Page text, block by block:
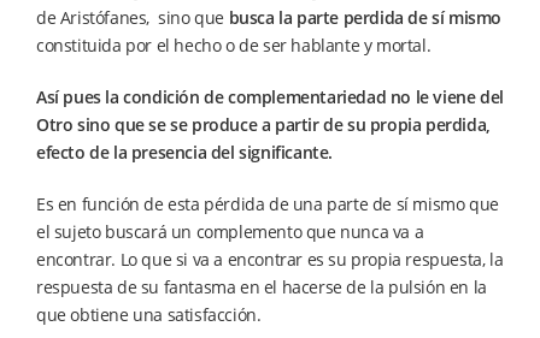
de Aristófanes, sino que busca la parte perdida de sí mismo
constituida por el hecho o de ser hablante y mortal.
Así pues la condición de complementariedad no le viene del
Otro sino que se se produce a partir de su propia perdida,
efecto de la presencia del significante.
Es en función de esta pérdida de una parte de sí mismo que
el sujeto buscará un complemento que nunca va a
encontrar. Lo que si va a encontrar es su propia respuesta, la
respuesta de su fantasma en el hacerse de la pulsión en la
que obtiene una satisfacción.